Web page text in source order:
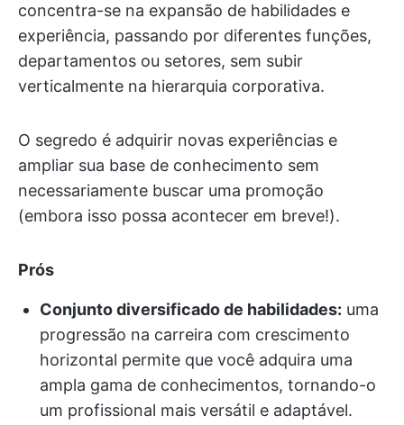
concentra-se na expansão de habilidades e
experiência, passando por diferentes funções,
departamentos ou setores, sem subir
verticalmente na hierarquia corporativa.
O segredo é adquirir novas experiências e
ampliar sua base de conhecimento sem
necessariamente buscar uma promoção
(embora isso possa acontecer em breve!).
Prós
Conjunto diversificado de habilidades: uma
progressão na carreira com crescimento
horizontal permite que você adquira uma
ampla gama de conhecimentos, tornando-o
um profissional mais versátil e adaptável.